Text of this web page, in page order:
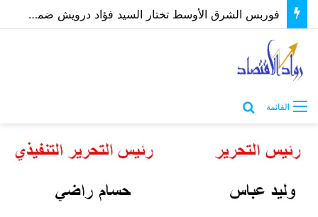
فوربس الشرق الأوسط تختار السيد فؤاد درويش ضمن أقوى الرؤساء التنفيذيين 2026
القائمة